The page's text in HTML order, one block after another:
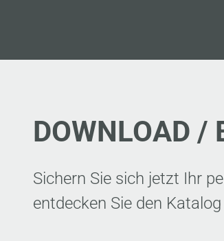
DOWNLOAD /
Sichern Sie sich jetzt Ihr
entdecken Sie den